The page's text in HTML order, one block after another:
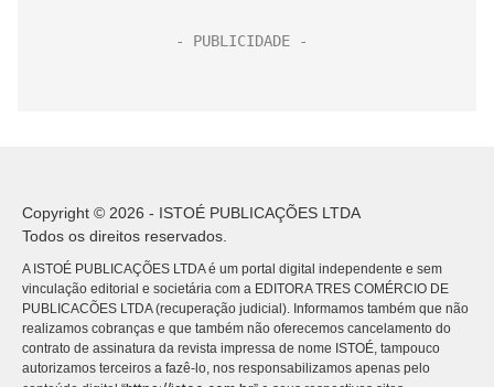
Copyright © 2026 - ISTOÉ PUBLICAÇÕES LTDA
Todos os direitos reservados.
A ISTOÉ PUBLICAÇÕES LTDA é um portal digital independente e sem
vinculação editorial e societária com a EDITORA TRES COMÉRCIO DE
PUBLICACÕES LTDA (recuperação judicial). Informamos também que não
realizamos cobranças e que também não oferecemos cancelamento do
contrato de assinatura da revista impressa de nome ISTOÉ, tampouco
autorizamos terceiros a fazê-lo, nos responsabilizamos apenas pelo